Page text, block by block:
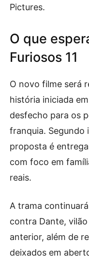
Pictures.
O que
Furiosos 11
O novo filme será
história iniciada
desfecho para os
franquia. Segundo
proposta é
com foco em
reais.
A trama
contra Dante,
anterior, além de
deixados em